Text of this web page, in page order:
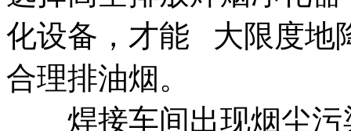
化设备，才能 大限度地
合理排油烟。
焊接车间出现烟尘污